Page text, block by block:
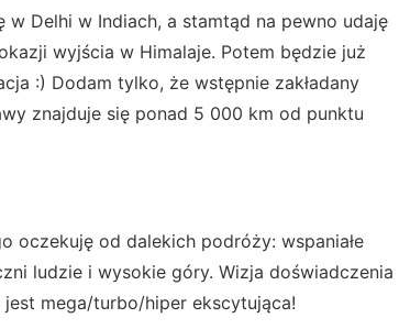
Delhi w Indiach, a stamtąd na pewno udaję
wyjścia w Himalaje. Potem będzie już
:) Dodam tylko, że wstępnie zakładany
znajduje się ponad 5 000 km od punktu
oczekuję od dalekich podróży: wspaniałe
ludzie i wysokie góry. Wizja doświadczenia
mega/turbo/hiper ekscytująca!